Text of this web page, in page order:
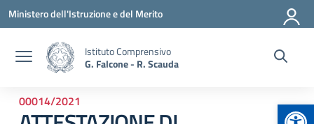
Vai ai contenuti
Vai al menu di navigazione
Vai al footer
Ministero dell'Istruzione e del Merito
Istituto Comprensivo
G. Falcone - R. Scauda
00014/2021